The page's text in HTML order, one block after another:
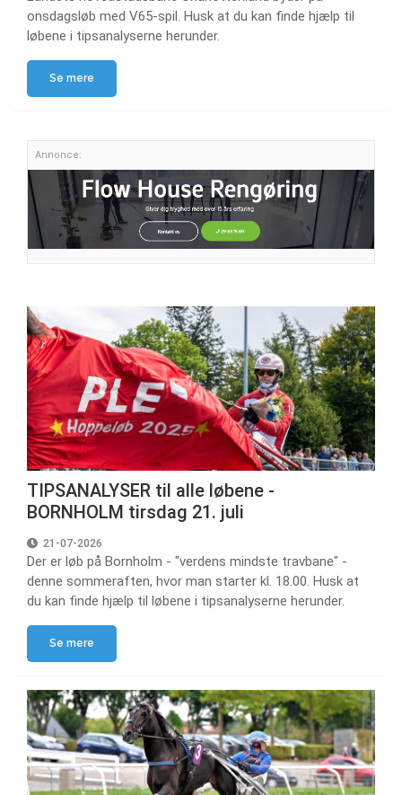
onsdagsløb med V65-spil. Husk at du kan finde hjælp til
løbene i tipsanalyserne herunder.
Se mere
Annonce:
TIPSANALYSER til alle løbene -
BORNHOLM tirsdag 21. juli
21-07-2026
Der er løb på Bornholm - "verdens mindste travbane" -
denne sommeraften, hvor man starter kl. 18.00. Husk at
du kan finde hjælp til løbene i tipsanalyserne herunder.
Se mere